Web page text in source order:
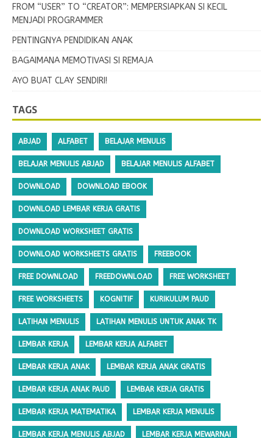
FROM “USER” TO “CREATOR”: MEMPERSIAPKAN SI KECIL
MENJADI PROGRAMMER
PENTINGNYA PENDIDIKAN ANAK
BAGAIMANA MEMOTIVASI SI REMAJA
AYO BUAT CLAY SENDIRI!
TAGS
ABJAD ALFABET BELAJAR MENULIS
BELAJAR MENULIS ABJAD BELAJAR MENULIS ALFABET
DOWNLOAD DOWNLOAD EBOOK
DOWNLOAD LEMBAR KERJA GRATIS
DOWNLOAD WORKSHEET GRATIS
DOWNLOAD WORKSHEETS GRATIS FREEBOOK
FREE DOWNLOAD FREEDOWNLOAD FREE WORKSHEET
FREE WORKSHEETS KOGNITIF KURIKULUM PAUD
LATIHAN MENULIS LATIHAN MENULIS UNTUK ANAK TK
LEMBAR KERJA LEMBAR KERJA ALFABET
LEMBAR KERJA ANAK LEMBAR KERJA ANAK GRATIS
LEMBAR KERJA ANAK PAUD LEMBAR KERJA GRATIS
LEMBAR KERJA MATEMATIKA LEMBAR KERJA MENULIS
LEMBAR KERJA MENULIS ABJAD LEMBAR KERJA MEWARNAI